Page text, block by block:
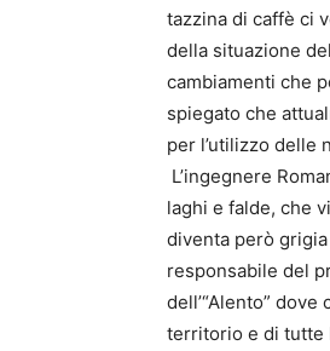
tazzina di caffè ci
della situazione
cambiamenti che
spiegato che
per l’utilizzo delle
L’ingegnere
laghi e falde, che
diventa però
responsabile del
dell’“Alento”
territorio e di tutte